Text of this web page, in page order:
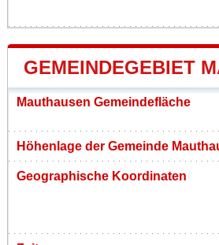
GEMEINDEGEBIET
Mauthausen Gemeindefläche
Höhenlage der Gemeinde
Geographische Koordinaten